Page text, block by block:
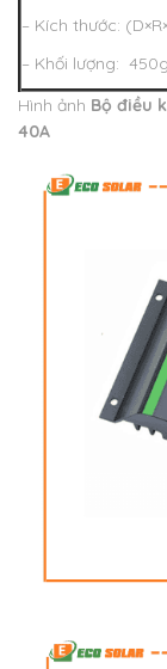
– Kích thước:
– Khối lượng: 450g
Hình ảnh Bộ điều
40A